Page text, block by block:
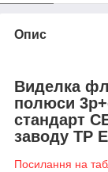
Опис
Виделка
полюси
стандарт
заводу TP
Посилання на